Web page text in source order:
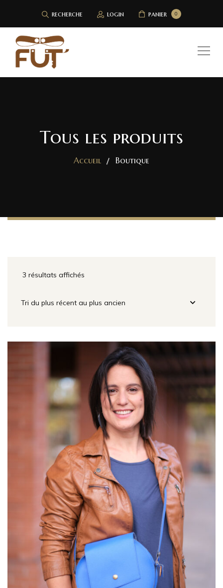
recherche login 0
panier
Tous les produits
Accueil Boutique
3 résultats affichés